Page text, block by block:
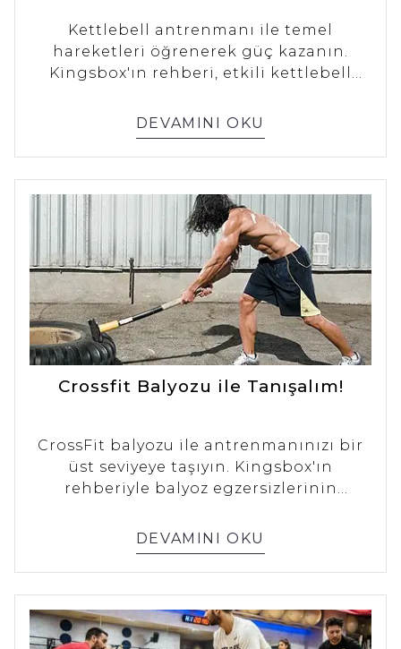
Kettlebell antrenmanı ile temel
hareketleri öğrenerek güç kazanın.
Kingsbox'ın rehberi, etkili kettlebell
dayanıklılığınızı artırmanıza yardımcı
olur.
DEVAMINI OKU
Crossfit Balyozu ile Tanışalım!
CrossFit balyozu ile antrenmanınızı bir
üst seviyeye taşıyın. Kingsbox'ın
rehberiyle balyoz egzersizlerinin
güç ve dayanıklılığınızı artırın.
DEVAMINI OKU